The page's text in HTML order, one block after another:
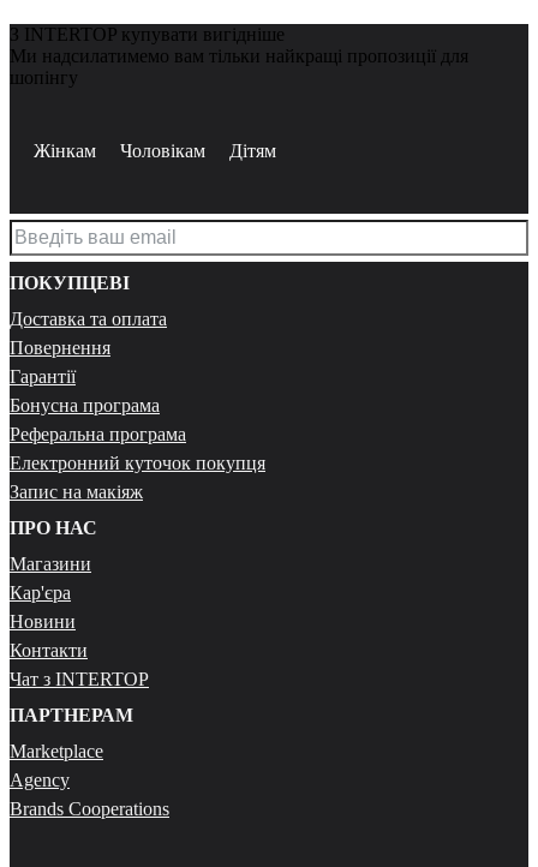
З INTERTOP купувати вигідніше
Ми надсилатимемо вам тільки найкращі пропозиції для
шопінгу
Жінкам Чоловікам Дітям
ПОКУПЦЕВІ
Доставка та оплата
Повернення
Гарантії
Бонусна програма
Реферальна програма
Електронний куточок покупця
Запис на макіяж
ПРО НАС
Магазини
Кар'єра
Новини
Контакти
Чат з INTERTOP
ПАРТНЕРАМ
Marketplace
Agency
Brands Cooperations